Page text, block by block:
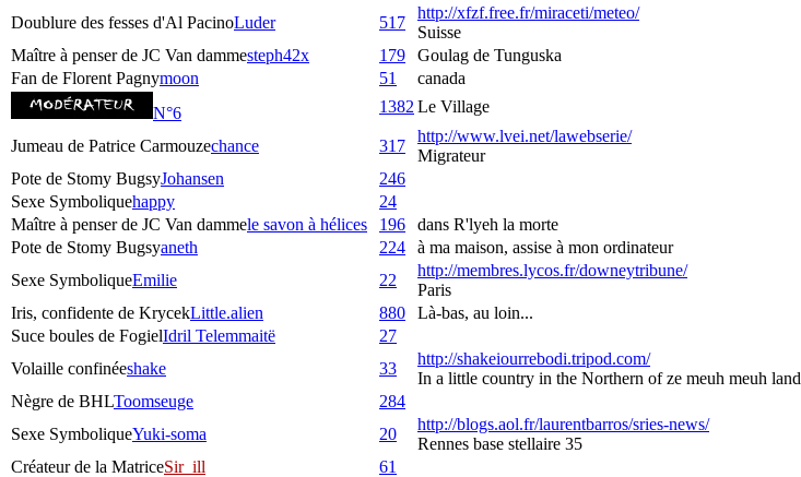
Doublure des fesses d'Al PacinoLuder 517
http://xfzf.free.fr/miraceti/meteo/
Suisse
Maître à penser de JC Van dammesteph42x 179 Goulag de Tunguska
Fan de Florent Pagnymoon 51 canada
N°6
1382 Le Village
Jumeau de Patrice Carmouzechance 317
http://www.lvei.net/lawebserie/
Migrateur
Pote de Stomy BugsyJohansen 246
Sexe Symboliquehappy 24
Maître à penser de JC Van dammele savon à hélices 196 dans R'lyeh la morte
Pote de Stomy Bugsyaneth 224 à ma maison, assise à mon ordinateur
Sexe SymboliqueEmilie 22
http://membres.lycos.fr/downeytribune/
Paris
Iris, confidente de KrycekLittle.alien 880 Là-bas, au loin...
Suce boules de FogielIdril Telemmaitë 27
Volaille confinéeshake 33
http://shakeiourrebodi.tripod.com/
In a little country in the Northern of ze meuh meuh land
Nègre de BHLToomseuge 284
Sexe SymboliqueYuki-soma 20
http://blogs.aol.fr/laurentbarros/sries-news/
Rennes base stellaire 35
Créateur de la MatriceSir_ill 61